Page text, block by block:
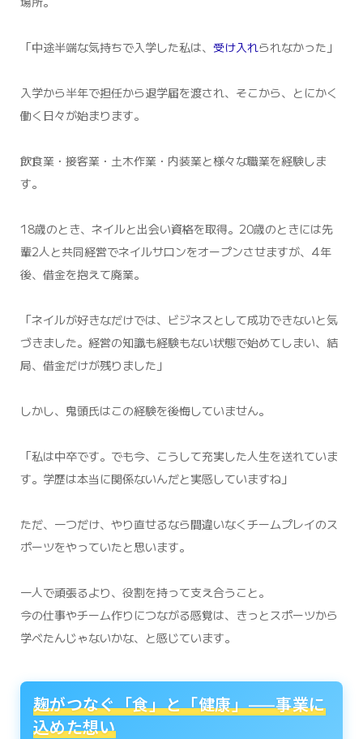
「中途半端な気持ちで入学した私は、 受け入れられなかった」
入学から半年で担任から退学届を渡され、そこから、とにかく
働く日々が始まります。
飲食業・接客業・土木作業・内装業と様々な職業を経験しま
す。
18歳のとき、ネイルと出会い資格を取得。20歳のときには先
輩2人と共同経営でネイルサロンをオープンさせますが、4年
後、借金を抱えて廃業。
「ネイルが好きなだけでは、ビジネスとして成功できないと気
づきました。経営の知識も経験もない状態で始めてしまい、結
局、借金だけが残りました」
しかし、鬼頭氏はこの経験を後悔していません。
「私は中卒です。でも今、こうして充実した人生を送れていま
す。学歴は本当に関係ないんだと実感していますね」
ただ、一つだけ、やり直せるなら間違いなくチームプレイのス
ポーツをやっていたと思います。
一人で頑張るより、役割を持って支え合うこと。
今の仕事やチーム作りにつながる感覚は、きっとスポーツから
学べたんじゃないかな、と感じています。
麹がつなぐ「食」と「健康」——事業に
込めた想い